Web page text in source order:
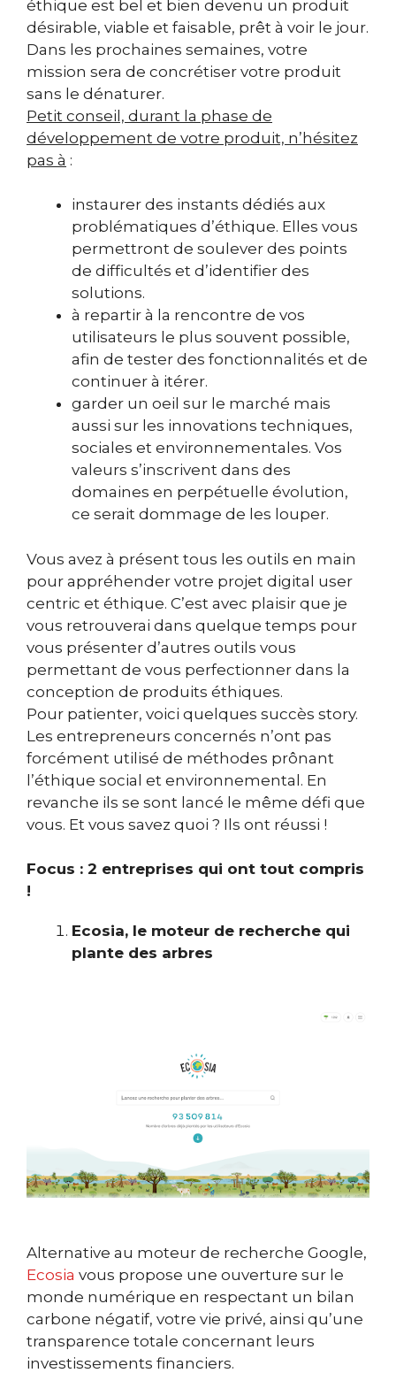
éthique est bel et bien devenu un produit
désirable, viable et faisable, prêt à voir le jour.
Dans les prochaines semaines, votre
mission sera de concrétiser votre produit
sans le dénaturer.
Petit conseil, durant la phase de
développement de votre produit, n’hésitez
pas à :
instaurer des instants dédiés aux
problématiques d’éthique. Elles vous
permettront de soulever des points
de difficultés et d’identifier des
solutions.
à repartir à la rencontre de vos
utilisateurs le plus souvent possible,
afin de tester des fonctionnalités et de
continuer à itérer.
garder un oeil sur le marché mais
aussi sur les innovations techniques,
sociales et environnementales. Vos
valeurs s’inscrivent dans des
domaines en perpétuelle évolution,
ce serait dommage de les louper.
Vous avez à présent tous les outils en main
pour appréhender votre projet digital user
centric et éthique. C’est avec plaisir que je
vous retrouverai dans quelque temps pour
vous présenter d’autres outils vous
permettant de vous perfectionner dans la
conception de produits éthiques.
Pour patienter, voici quelques succès story.
Les entrepreneurs concernés n’ont pas
forcément utilisé de méthodes prônant
l’éthique social et environnemental. En
revanche ils se sont lancé le même défi que
vous. Et vous savez quoi ? Ils ont réussi !
Focus : 2 entreprises qui ont tout compris
!
Ecosia, le moteur de recherche qui
plante des arbres
Alternative au moteur de recherche Google,
Ecosia vous propose une ouverture sur le
monde numérique en respectant un bilan
carbone négatif, votre vie privé, ainsi qu’une
transparence totale concernant leurs
investissements financiers.